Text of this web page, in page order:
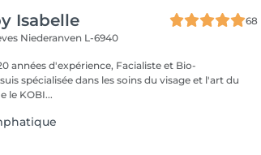
Isabelle
68
Niederanven L-6940
années d'expérience, Facialiste et Bio-
spécialisée dans les soins du visage et l'art du
le KOBI...